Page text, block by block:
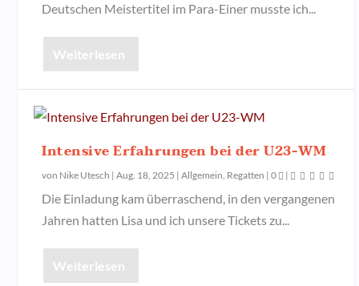
Deutschen Meistertitel im Para-Einer musste ich...
Weiterlesen
Intensive Erfahrungen bei der U23-WM
von Nike Utesch |Aug. 18, 2025 |Allgemein, Regatten |0 |
Die Einladung kam überraschend, in den vergangenen
Jahren hatten Lisa und ich unsere Tickets zu...
Weiterlesen